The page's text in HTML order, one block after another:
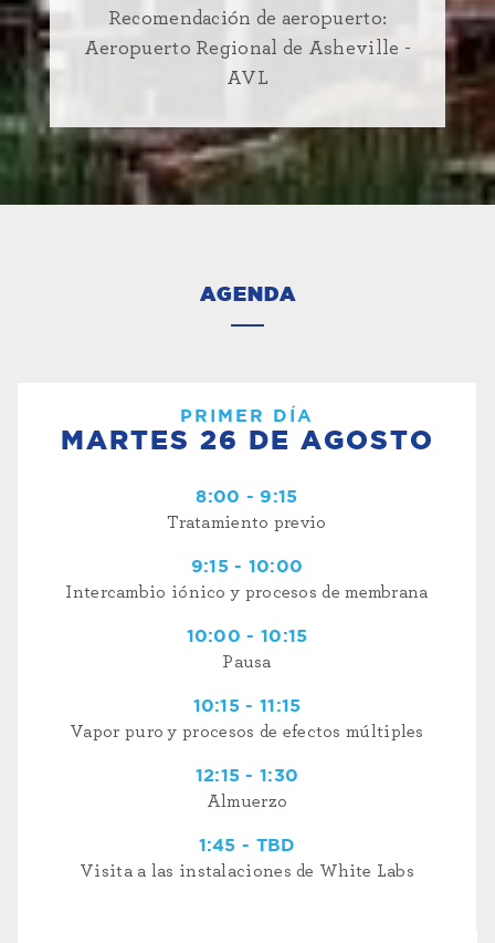
Recomendación de aeropuerto:
Aeropuerto Regional de Asheville -
AVL
AGENDA
PRIMER DÍA
MARTES 26 DE AGOSTO
8:00 - 9:15
Tratamiento previo
9:15 - 10:00
Intercambio iónico y procesos de membrana
10:00 - 10:15
Pausa
10:15 - 11:15
Vapor puro y procesos de efectos múltiples
12:15 - 1:30
Almuerzo
1:45 - TBD
Visita a las instalaciones de White Labs